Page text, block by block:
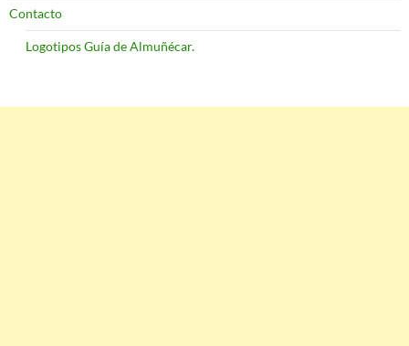
Contacto
Logotipos Guía de Almuñécar.